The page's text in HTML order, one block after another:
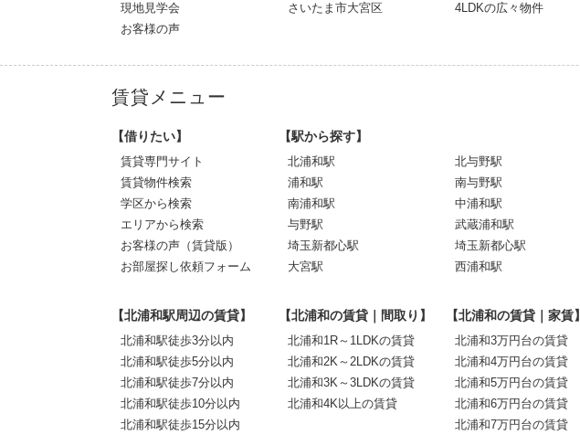
現地見学会
お客様の声
さいたま市大宮区
4LDKの広々物件
賃貸メニュー
【借りたい】
賃貸専門サイト
賃貸物件検索
学区から検索
エリアから検索
お客様の声（賃貸版）
お部屋探し依頼フォーム
【駅から探す】
北浦和駅
浦和駅
南浦和駅
与野駅
埼玉新都心駅
大宮駅
北与野駅
南与野駅
中浦和駅
武蔵浦和駅
埼玉新都心駅
西浦和駅
【北浦和駅周辺の賃貸】
北浦和駅徒歩3分以内
北浦和駅徒歩5分以内
北浦和駅徒歩7分以内
北浦和駅徒歩10分以内
北浦和駅徒歩15分以内
【北浦和の賃貸｜間取り】
北浦和1R～1LDKの賃貸
北浦和2K～2LDKの賃貸
北浦和3K～3LDKの賃貸
北浦和4K以上の賃貸
【北浦和の賃貸｜家賃】
北浦和3万円台の賃貸
北浦和4万円台の賃貸
北浦和5万円台の賃貸
北浦和6万円台の賃貸
北浦和7万円台の賃貸